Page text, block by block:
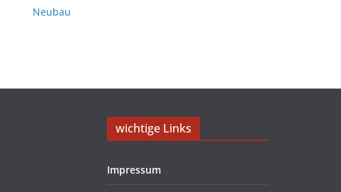
Neubau
wichtige Links
Impressum